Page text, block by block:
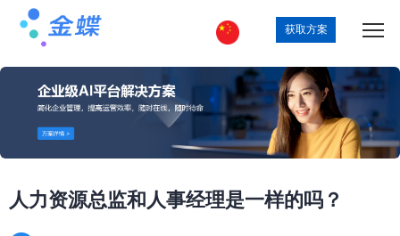
获取方案
人力资源总监和人事经理是一样的吗？